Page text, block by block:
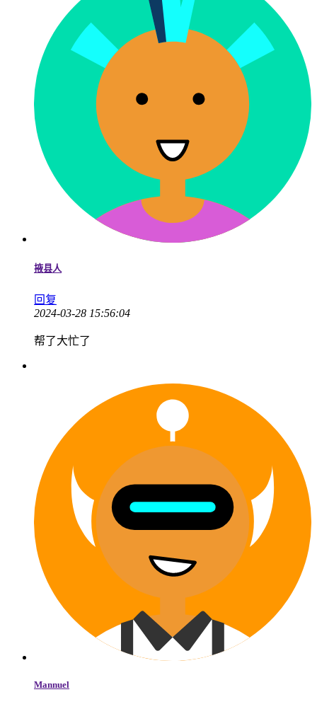
掖县人
回复
2024-03-28 15:56:04
帮了大忙了
Mannuel